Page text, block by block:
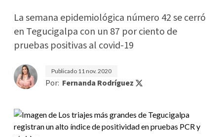
La semana epidemiológica número 42 se cerró
en Tegucigalpa con un 87 por ciento de
pruebas positivas al covid-19
Publicado 11 nov. 2020
Por: Fernanda Rodríguez